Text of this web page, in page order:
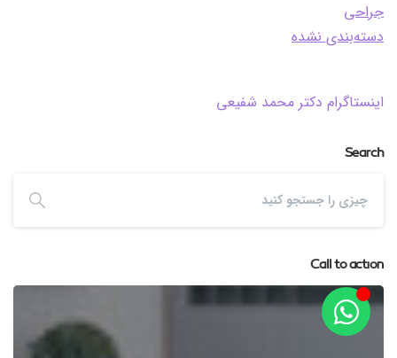
جراحی
دسته‌بندی نشده
اینستاگرام دکتر محمد شفیعی
Search
Call to action